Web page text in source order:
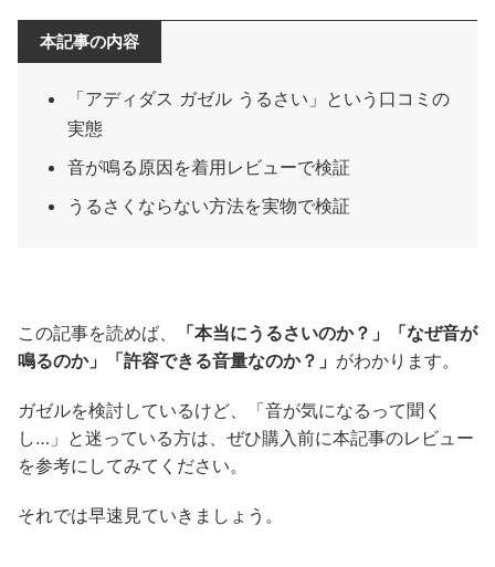
本記事の内容
「アディダス ガゼル うるさい」という口コミの
実態
音が鳴る原因を着用レビューで検証
うるさくならない方法を実物で検証
この記事を読めば、
「本当にうるさいのか？」「なぜ音が
鳴るのか」「許容できる音量なのか？」 がわかります。
ガゼルを検討しているけど、「音が気になるって聞く
し…」と迷っている方は、ぜひ購入前に本記事のレビュー
を参考にしてみてください。
それでは早速見ていきましょう。